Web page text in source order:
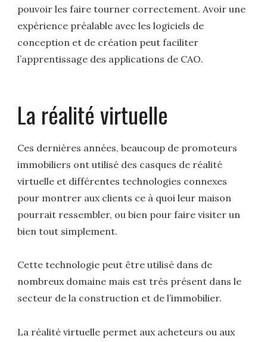
pouvoir les faire tourner correctement. Avoir une
expérience préalable avec les logiciels de
conception et de création peut faciliter
l’apprentissage des applications de CAO.
La réalité virtuelle
Ces dernières années, beaucoup de promoteurs
immobiliers ont utilisé des casques de réalité
virtuelle et différentes technologies connexes
pour montrer aux clients ce à quoi leur maison
pourrait ressembler, ou bien pour faire visiter un
bien tout simplement.
Cette technologie peut être utilisé dans de
nombreux domaine mais est très présent dans le
secteur de la construction et de l’immobilier.
La réalité virtuelle permet aux acheteurs ou aux